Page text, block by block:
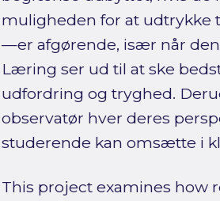
muligheden for at udtrykke
—er afgørende, især når
Læring ser ud til at ske
udfordring og tryghed.
observatør hver deres
studerende kan omsætte i
This project examines how